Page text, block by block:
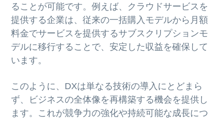
ることが可能です。例えば、クラウドサービスを
提供する企業は、従来の一括購入モデルから月額
料金でサービスを提供するサブスクリプションモ
デルに移行することで、安定した収益を確保して
います。
このように、DXは単なる技術の導入にとどまら
ず、ビジネスの全体像を再構築する機会を提供し
ます。これが競争力の強化や持続可能な成長につ